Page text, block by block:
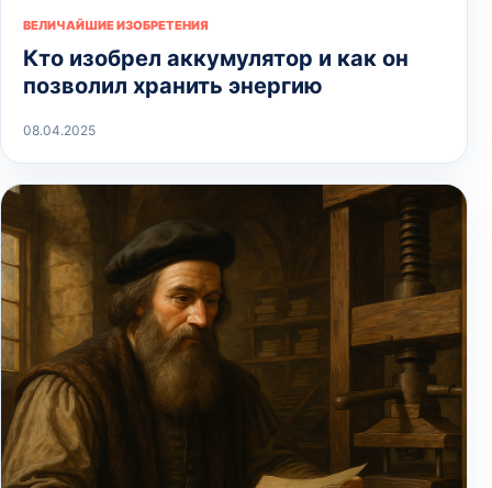
ВЕЛИЧАЙШИЕ ИЗОБРЕТЕНИЯ
Кто изобрел аккумулятор и как он
позволил хранить энергию
08.04.2025